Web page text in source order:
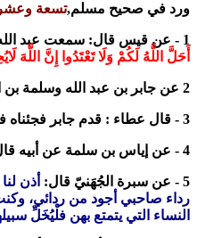
ورد في صحيح مسلم,تسعة
1 - عن قيس قال: سمعت عبد الله يقول:
أَحَلَّ اللَّهُ لَكُمْ وَلَا تَعْتَدُوا إِنَّ اللَّهَ
2 عن جابر بن عبد الله وسلمة بن الأكوع قالا: خرج علينا منادي الرسول، فقال:
3 - قال عطاء : قدم جابر فجئناه في منزله،
4 - عن إياس بن سلمة عن أبيه قال:
5 - عن سبرة الجُهَنيّ قال:
أذن
رداء صاحبي أجود من ردائي،
النساء التي يتمتع بهن فلْيُخَلِّ